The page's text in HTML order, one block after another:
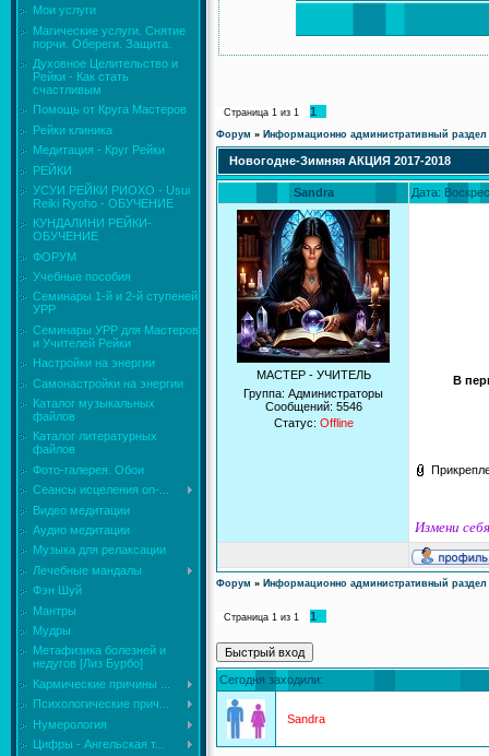
Мои услуги
Магические услуги. Снятие
порчи. Обереги. Защита.
Духовное Целительство и
Рейки - Как стать
счастливым
Помощь от Круга Мастеров
Рейки клиника
Медитация - Круг Рейки
РЕЙКИ
УСУИ РЕЙКИ РИОХО - Usui
Reiki Ryoho - ОБУЧЕНИЕ
КУНДАЛИНИ РЕЙКИ-
ОБУЧЕНИЕ
ФОРУМ
Учебные пособия
Семинары 1-й и 2-й ступеней
УРР
Семинары УРР для Мастеров
и Учителей Рейки
Настройки на энергии
Самонастройки на энергии
Каталог музыкальных
файлов
Каталог литературных
файлов
Фото-галерея. Обои
Сеансы исцеления on-...
Видео медитации
Аудио медитации
Музыка для релаксации
Лечебные мандалы
Фэн Шуй
Мантры
Мудры
Mетафизика болезней и
недугов [Лиз Бурбо]
Кармические причины ...
Психологические прич...
Нумерология
Цифры - Ангельская т...
Страница 1 из 1 1
Форум » Информационно административный раздел
Новогодне-Зимняя АКЦИЯ 2017-2018
Sandra Дата:
МАСТЕР - УЧИТЕЛЬ
Группа: Администраторы
Сообщений: 5546
Статус: Offline
В
Измени
Форум » Информационно административный раздел
Страница 1 из 1 1
Сегодня заходили:
Sandra